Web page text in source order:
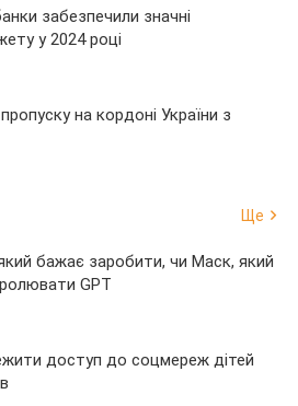
забезпечили значні
у 2024 році
на кордоні України з
Ще
бажає заробити, чи Маск, який
GPT
доступ до соцмереж дітей